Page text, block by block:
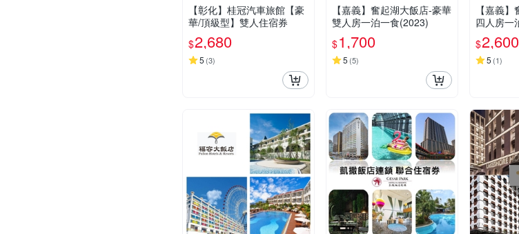
【彰化】桂冠汽車旅館【豪
華/頂級型】雙人住宿券
$2,680
5 (3)
【嘉義】奮起湖大飯店-豪華
雙人房一泊一食(2023)
$1,700
5 (5)
【嘉義
四人房一
$2,600
5 (1)